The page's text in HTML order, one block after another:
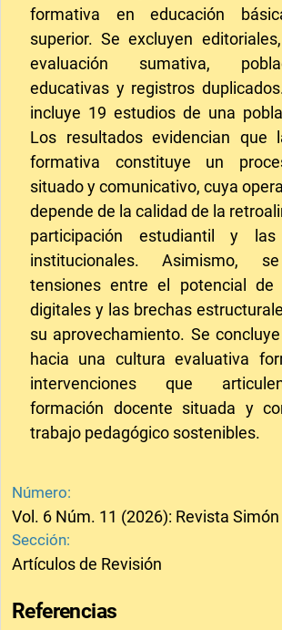
formativa en educación
superior. Se excluyen
evaluación sumativa,
educativas y registros
incluye 19 estudios de una
Los resultados evidencian que
formativa constituye un
situado y comunicativo, cuya
depende de la calidad de la
participación estudiantil y las
institucionales. Asimismo,
tensiones entre el potencial de
digitales y las brechas
su aprovechamiento. Se
hacia una cultura evaluativa
intervenciones que
formación docente situada y
trabajo pedagógico sostenibles.
Número:
Vol. 6 Núm. 11 (2026): Revista
Sección:
Artículos de Revisión
Referencias